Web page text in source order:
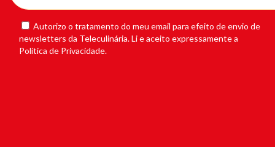
Autorizo o tratamento do meu email para efeito de envio de
newsletters da Teleculinária. Li e aceito expressamente a
Política de Privacidade.